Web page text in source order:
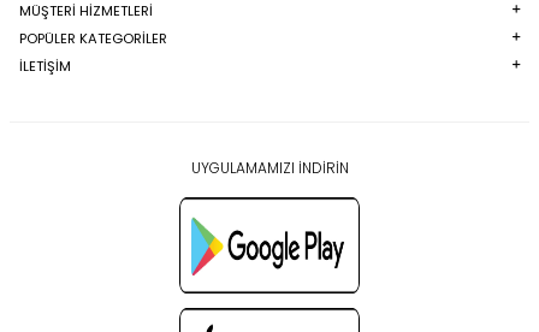
MÜŞTERI HIZMETLERI
POPÜLER KATEGORILER
İLETİŞİM
UYGULAMAMIZI İNDİRİN